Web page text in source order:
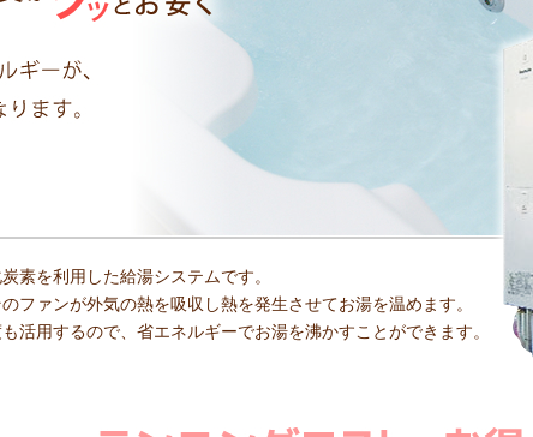
素を利用した給湯システムです。
ファンが外気の熱を吸収し熱を発生させてお湯を温めます。
活用するので、省エネルギーでお湯を沸かすことができます。